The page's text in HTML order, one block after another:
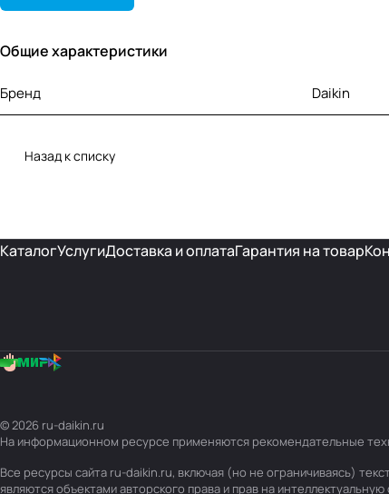
Общие характеристики
Бренд Daikin
Назад к списку
КаталогУслугиДоставка и оплатаГарантия на товар
© 2026 ru-daikin.ru
На информационном ресурсе применяются рекомендательные
Все ресурсы сайта ru-daikin.ru, включая (но не ограничиваясь)
являются объектами авторского права и прав на